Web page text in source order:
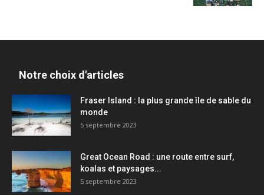
Notre choix d'articles
Fraser Island : la plus grande île de sable du
monde
5 septembre 2023
Great Ocean Road : une route entre surf,
koalas et paysages...
5 septembre 2023